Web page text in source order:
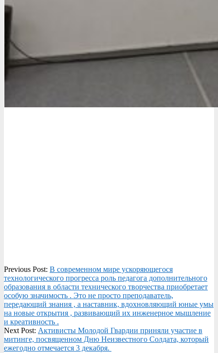
2025-
11-
28
Previous Post: В современном мире ускоряющегося
технологического прогресса роль педагога дополнительного
образования в области технического творчества приобретает
особую значимость . Это не просто преподаватель,
передающий знания , а наставник, вдохновляющий юные умы
на новые открытия , развивающий их инженерное мышление
и креативность .
Next Post: Активисты Молодой Гвардии приняли участие в
митинге, посвященном Дню Неизвестного Солдата, который
ежегодно отмечается 3 декабря.